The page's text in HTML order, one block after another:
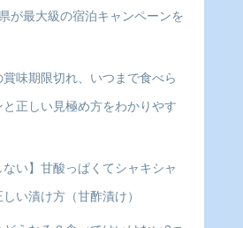
が最大級の宿泊キャンペーンを
賞味期限切れ、いつまで食べら
正しい見極め方をわかりやす
ない】甘酸っぱくてシャキシャ
い漬け方（甘酢漬け）